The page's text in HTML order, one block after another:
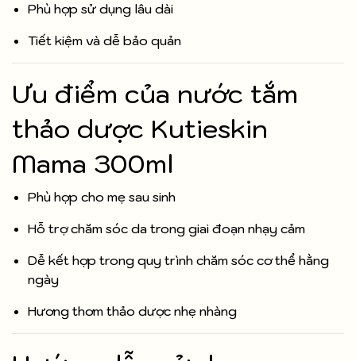
Phù hợp sử dụng lâu dài
Tiết kiệm và dễ bảo quản
Ưu điểm của nước tắm
thảo dược Kutieskin
Mama 300ml
Phù hợp cho mẹ sau sinh
Hỗ trợ chăm sóc da trong giai đoạn nhạy cảm
Dễ kết hợp trong quy trình chăm sóc cơ thể hằng
ngày
Hương thơm thảo dược nhẹ nhàng